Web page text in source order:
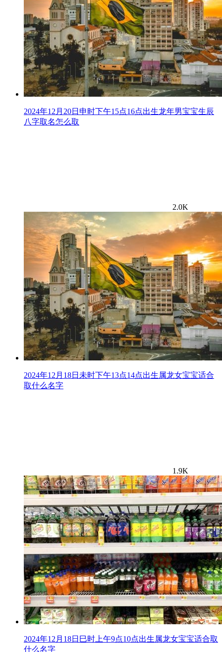
2024年12月20日申时下午15点16点出生龙年男宝宝生辰
八字取名怎么取
2.0K
2024年12月18日未时下午13点14点出生属龙女宝宝适合
取什么名字
1.9K
2024年12月18日巳时上午9点10点出生属龙女宝宝适合取
什么名字